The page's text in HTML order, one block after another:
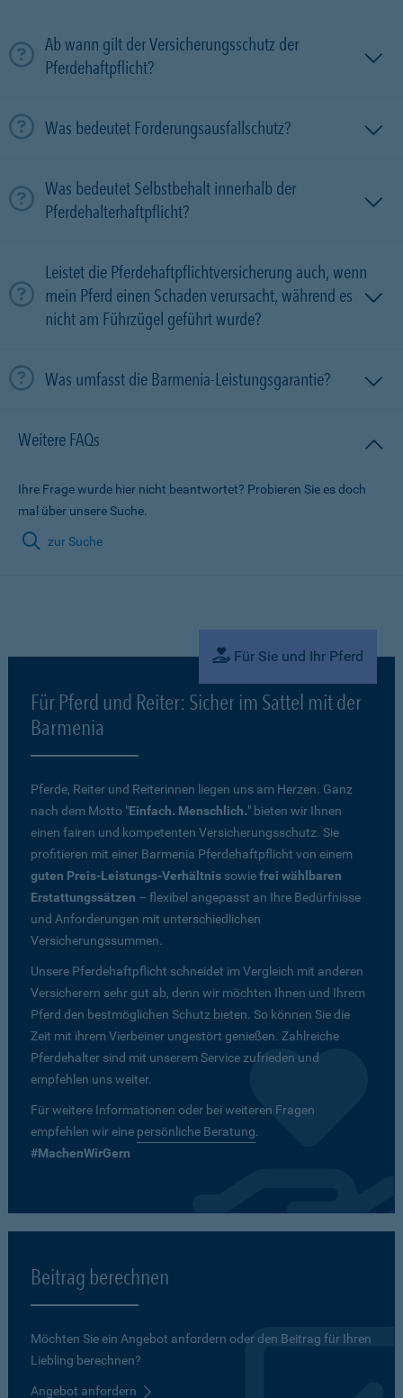
Ab wann gilt der Versicherungsschutz der
Pferdehaftpflicht?
Was bedeutet Forderungsausfallschutz?
Was bedeutet Selbstbehalt innerhalb der
Pferdehalterhaftpflicht?
Leistet die Pferdehaftpflichtversicherung auch, wenn
mein Pferd einen Schaden verursacht, während es
nicht am Führzügel geführt wurde?
Was umfasst die Barmenia-Leistungsgarantie?
Weitere FAQs
Ihre Frage wurde hier nicht beantwortet? Probieren Sie es doch
mal über unsere Suche.
zur Suche
Für Sie und Ihr Pferd
Für Pferd und Reiter: Sicher im Sattel mit der
Barmenia
Pferde, Reiter und Reiterinnen liegen uns am Herzen. Ganz
nach dem Motto "Einfach. Menschlich." bieten wir Ihnen
einen fairen und kompetenten Versicherungsschutz. Sie
profitieren mit einer Barmenia Pferdehaftpflicht von einem
guten Preis-Leistungs-Verhältnis sowiefrei wählbaren
Erstattungssätzen – flexibel angepasst an Ihre Bedürfnisse
und Anforderungen mit unterschiedlichen
Versicherungssummen.
Unsere Pferdehaftpflicht schneidet im Vergleich mit anderen
Versicherern sehr gut ab, denn wir möchten Ihnen und Ihrem
Pferd den bestmöglichen Schutz bieten. So können Sie die
Zeit mit ihrem Vierbeiner ungestört genießen. Zahlreiche
Pferdehalter sind mit unserem Service zufrieden und
empfehlen uns weiter.
Für weitere Informationen oder bei weiteren Fragen
empfehlen wir eine persönliche Beratung.
#MachenWirGern
Beitrag berechnen
Möchten Sie ein Angebot anfordern oder den Beitrag für Ihren
Liebling berechnen?
Angebot anfordern